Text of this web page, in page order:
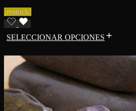
¡restock!
SELECCIONAR OPCIONES